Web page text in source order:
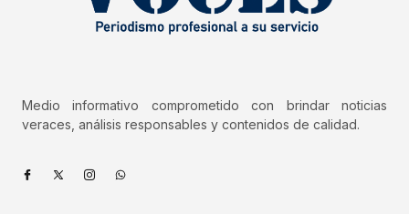
Medio informativo comprometido con brindar noticias
veraces, análisis responsables y contenidos de calidad.